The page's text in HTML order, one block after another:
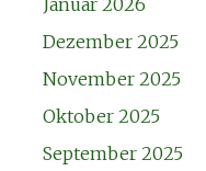
Dezember 2025
November 2025
Oktober 2025
September 2025